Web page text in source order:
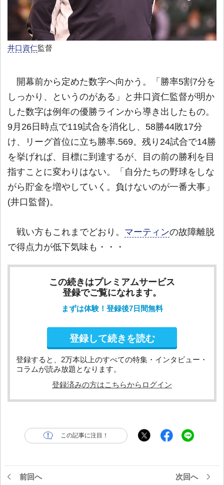
井口資仁監督
開幕前から定めた数字へ向かう。「勝率5割7分を
しっかり、というのがある」と井口資仁監督が明か
した数字は例年の優勝ラインから導き出したもの。
9月26日時点で119試合を消化し、58勝44敗17分
け、リーグ首位に立ち勝率.569。残り24試合で14勝
を挙げれば、目標に到達するが、目の前の勝利を目
指すことに変わりはない。「自分たちの野球をしな
がら貯金を増やしていく。負けないのが一番大事」
(井口監督)。
戦い方もこれまでどおり。 マーティンの故障離脱
で得点力が低下気味も・・・
この続きはプレミアムサービス
登録でご覧になれます。
まずは体験！登録後7日間無料
登録して続きを読む
登録すると、2万本以上のすべての特集・インタビュー・
コラムが読み放題となります。
登録済みの方はこちらからログイン
この記事に注目！
前回へ 次回へ